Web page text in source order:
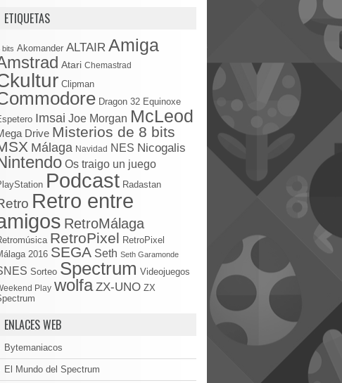
ETIQUETAS
bits Akomander ALTAIR Amiga
Atari Chemastrad
Clipman
Dragon 32 Equinoxe
Imsai Joe Morgan McLeod
Drive Misterios de 8 bits
Málaga Navidad NES Nicogalis
Os traigo un juego
Podcast Radastan
Retro entre
RetroMálaga
RetroPixel RetroPixel
2016 SEGA Seth Seth Garamonde
Sorteo Spectrum Videojuegos
Play wolfa ZX-UNO ZX
ENLACES WEB
Bytemaniacos
El Mundo del Spectrum